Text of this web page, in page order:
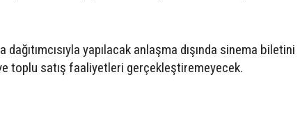
yapılacak anlaşma dışında sinema biletini
toplu satış faaliyetleri gerçekleştiremeyecek.